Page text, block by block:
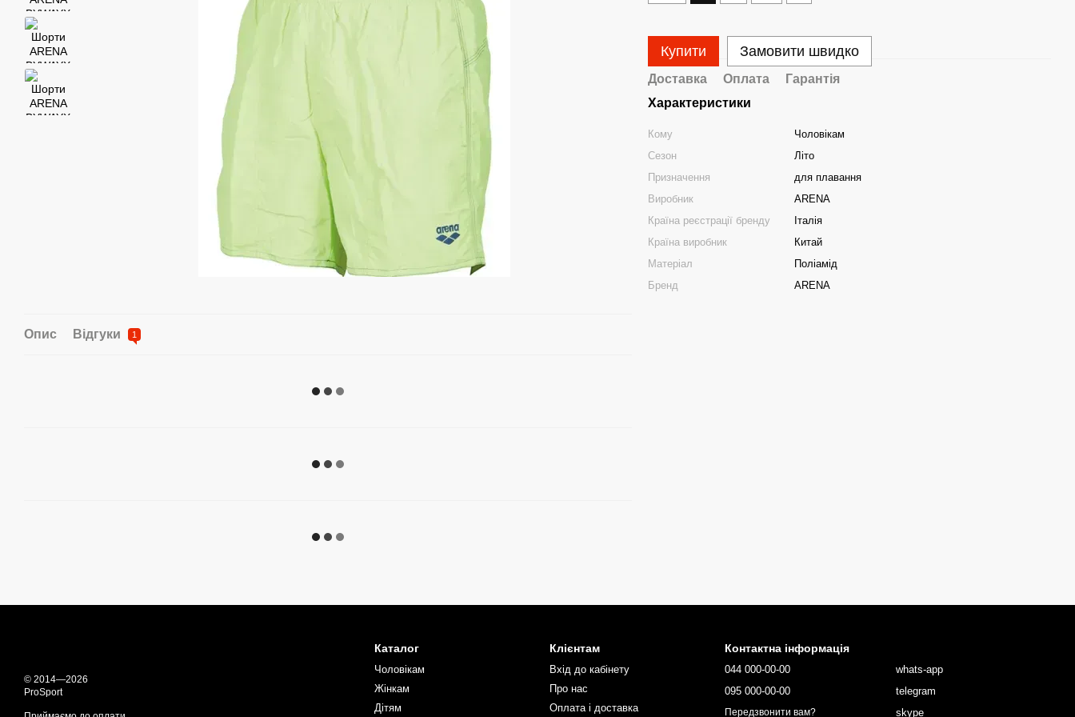
Опис Відгуки 1
Купити Замовити швидко
Доставка Оплата
Гарантія
Характеристики
Кому
Чоловікам
Сезон
Літо
Призначення
для плавання
Виробник
ARENA
Країна реєстрації бренду
Італія
Країна виробник
Китай
Матеріал
Поліамід
Бренд
ARENA
© 2014—2026
ProSport
Каталог
Чоловікам
Жінкам
Дітям
Клієнтам
Вхід до кабінету
Про нас
Оплата і доставка
Контактна інформація
044 000-00-00
095 000-00-00
Передзвонити вам?
whats-app
telegram
skype